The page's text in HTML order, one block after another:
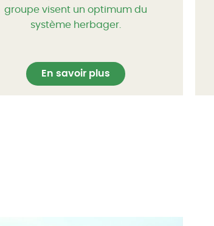
groupe visent un optimum du
système herbager.
En savoir plus